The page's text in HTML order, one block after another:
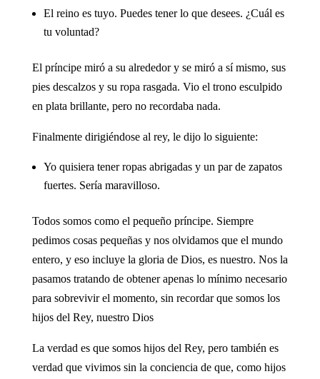
El reino es tuyo. Puedes tener lo que desees. ¿Cuál es
tu voluntad?
El príncipe miró a su alrededor y se miró a sí mismo, sus
pies descalzos y su ropa rasgada. Vio el trono esculpido
en plata brillante, pero no recordaba nada.
Finalmente dirigiéndose al rey, le dijo lo siguiente:
Yo quisiera tener ropas abrigadas y un par de zapatos
fuertes. Sería maravilloso.
Todos somos como el pequeño príncipe. Siempre
pedimos cosas pequeñas y nos olvidamos que el mundo
entero, y eso incluye la gloria de Dios, es nuestro. Nos la
pasamos tratando de obtener apenas lo mínimo necesario
para sobrevivir el momento, sin recordar que somos los
hijos del Rey, nuestro Dios
La verdad es que somos hijos del Rey, pero también es
verdad que vivimos sin la conciencia de que, como hijos